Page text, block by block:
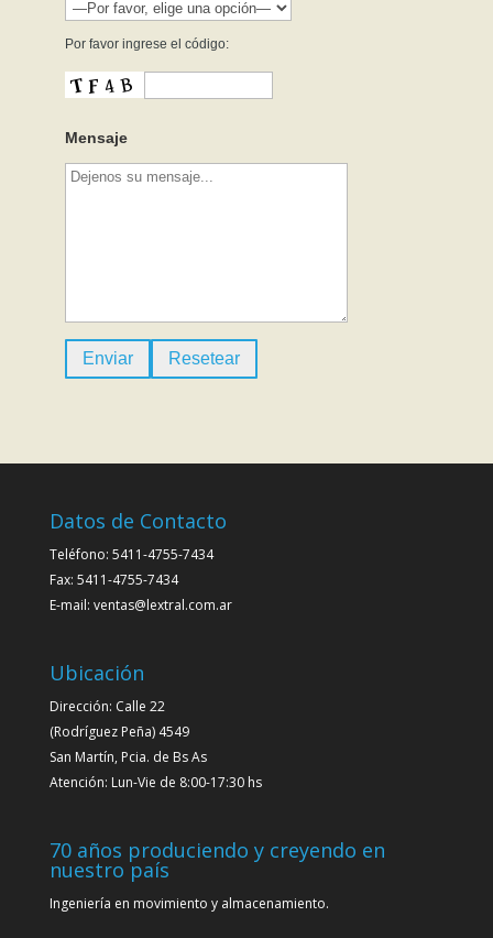
Por favor ingrese el código:
Mensaje
Datos de Contacto
Teléfono: 5411-4755-7434
Fax: 5411-4755-7434
E-mail: ventas@lextral.com.ar
Ubicación
Dirección: Calle 22
(Rodríguez Peña) 4549
San Martín, Pcia. de Bs As
Atención: Lun-Vie de 8:00-17:30 hs
70 años produciendo y creyendo en
nuestro país
Ingeniería en movimiento y almacenamiento.